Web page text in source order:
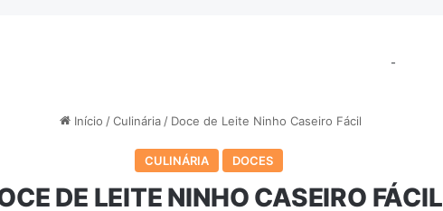
-
Início /Culinária / Doce de Leite Ninho Caseiro Fácil
CULINÁRIA DOCES
DE LEITE NINHO CASEIRO FÁCIL